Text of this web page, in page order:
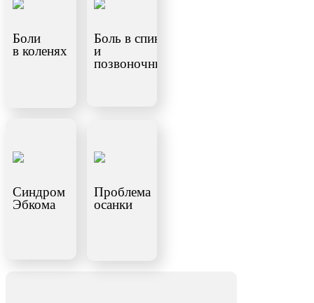
Боли
в коленях
Боль в спине
и
позвоночнике
Синдром
Эбкома
Проблема
осанки